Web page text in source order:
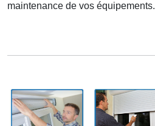
maintenance de vos équipements.